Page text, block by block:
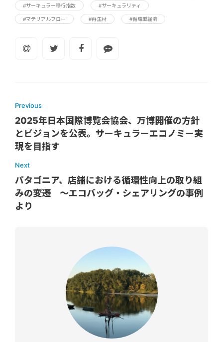
#サーキュラー移行指数 #サーキュラリティ
#マテリアルフロー #再生材 #循環型経済
Previous
2025年日本国際博覧会協会、万博開催の方針
とビジョンを公表。サーキュラーエコノミー実
現を目指す
Next
パタゴニア、店舗における循環性向上の取り組
みの変遷 ～エコバッグ・シェアリングの事例
より